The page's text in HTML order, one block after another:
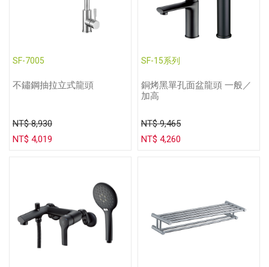
SF-7005
不鏽鋼抽拉立式龍頭
NT$ 8,930
NT$ 4,019
SF-15系列
銅烤黑單孔面盆龍頭 一般／
加高
NT$ 9,465
NT$ 4,260